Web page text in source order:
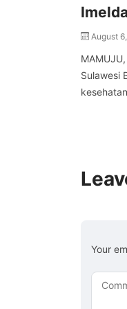
August
Sulawesi
Your